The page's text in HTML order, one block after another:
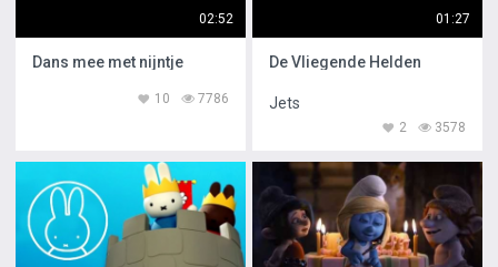
02:52
Dans mee met nijntje
7786
10
01:27
De Vliegende Helden
Jets
3578
2